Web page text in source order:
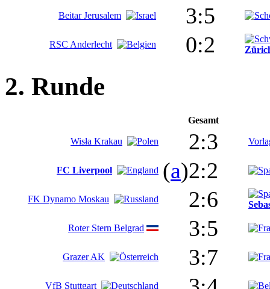
Beitar Jerusalem 3:5
RSC Anderlecht 0:2
2. Runde
Gesamt
Wisła Krakau 2:3
FC Liverpool (a)2:2
FK Dynamo Moskau 2:6
Roter Stern Belgrad 3:5
Grazer AK 3:7
VfB Stuttgart